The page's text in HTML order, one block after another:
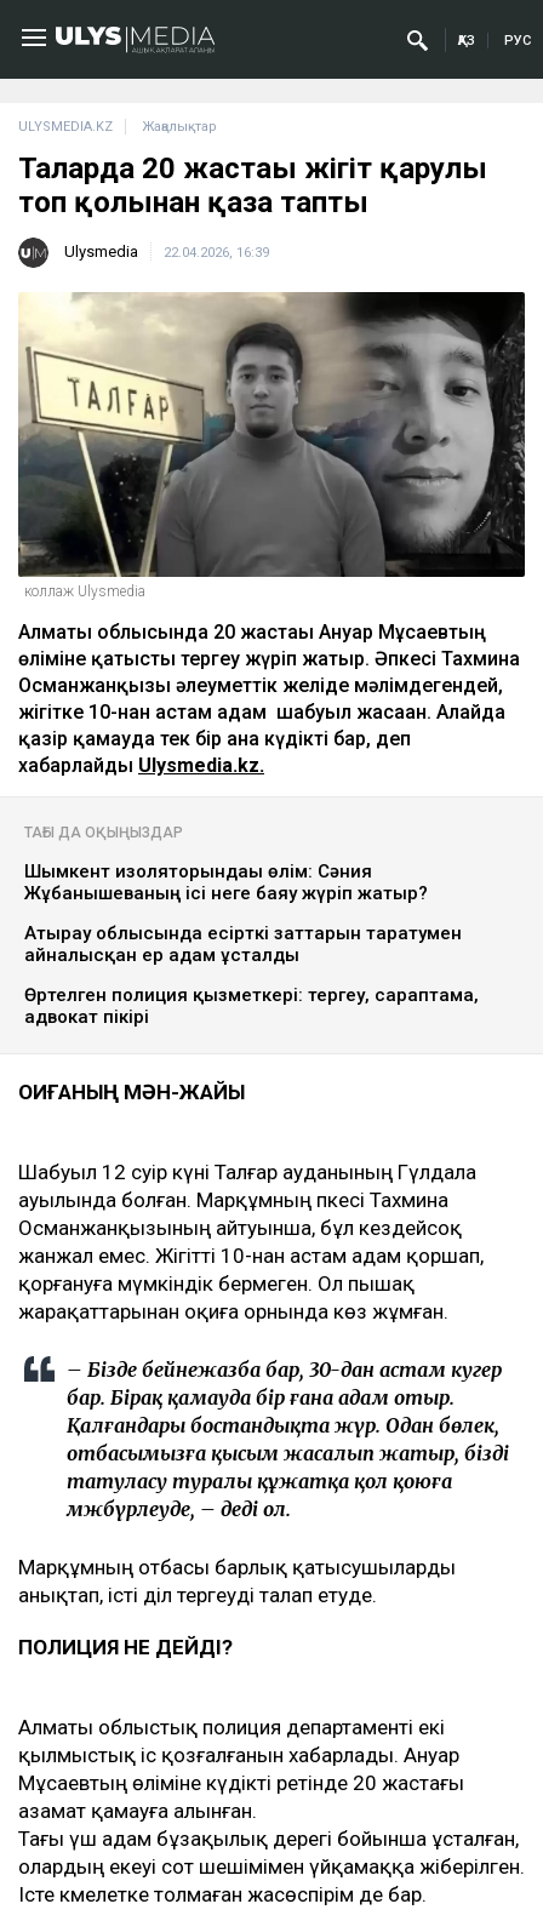
ҚАЗ РУС
ULYSMEDIA.KZ Жаңалықтар
Талғарда 20 жастағы жігіт қарулы
топ қолынан қаза тапты
Ulysmedia 22.04.2026, 16:39
коллаж Ulysmedia
Алматы облысында 20 жастағы Ануар Мұсаевтың
өліміне қатысты тергеу жүріп жатыр. Әпкесі Тахмина
Османжанқызы әлеуметтік желіде мәлімдегендей,
жігітке 10-нан астам адам шабуыл жасаған. Алайда
қазір қамауда тек бір ғана күдікті бар, деп
хабарлайды Ulysmedia.kz.
ТАҒЫ ДА ОҚЫҢЫЗДАР
Шымкент изоляторындағы өлім: Сәния
Жұбанышеваның ісі неге баяу жүріп жатыр?
Атырау облысында есірткі заттарын таратумен
айналысқан ер адам ұсталды
Өртелген полиция қызметкері: тергеу, сараптама,
адвокат пікірі
ОҚИҒАНЫҢ МӘН-ЖАЙЫ
Шабуыл 12 сәуір күні Талғар ауданының Гүлдала
ауылында болған. Марқұмның әпкесі Тахмина
Османжанқызының айтуынша, бұл кездейсоқ
жанжал емес. Жігітті 10-нан астам адам қоршап,
қорғануға мүмкіндік бермеген. Ол пышақ
жарақаттарынан оқиға орнында көз жұмған.
– Бізде бейнежазба бар, 30-дан астам куәгер
бар. Бірақ қамауда бір ғана адам отыр.
Қалғандары бостандықта жүр. Одан бөлек,
отбасымызға қысым жасалып жатыр, бізді
татуласу туралы құжатқа қол қоюға
мәжбүрлеуде, – деді ол.
Марқұмның отбасы барлық қатысушыларды
анықтап, істі әділ тергеуді талап етуде.
ПОЛИЦИЯ НЕ ДЕЙДІ?
Алматы облыстық полиция департаменті екі
қылмыстық іс қозғалғанын хабарлады. Ануар
Мұсаевтың өліміне күдікті ретінде 20 жастағы
азамат қамауға алынған.
Тағы үш адам бұзақылық дерегі бойынша ұсталған,
олардың екеуі сот шешімімен үйқамаққа жіберілген.
Істе кәмелетке толмаған жасөспірім де бар.